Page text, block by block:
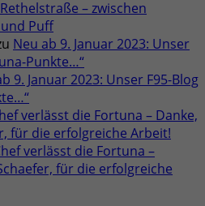
– zwischen
Puff
Neu ab 9. Januar 2023: Unser
Punkte…“
9. Januar 2023: Unser F95-Blog
verlässt die Fortuna – Danke,
für die erfolgreiche Arbeit!
verlässt die Fortuna –
für die erfolgreiche